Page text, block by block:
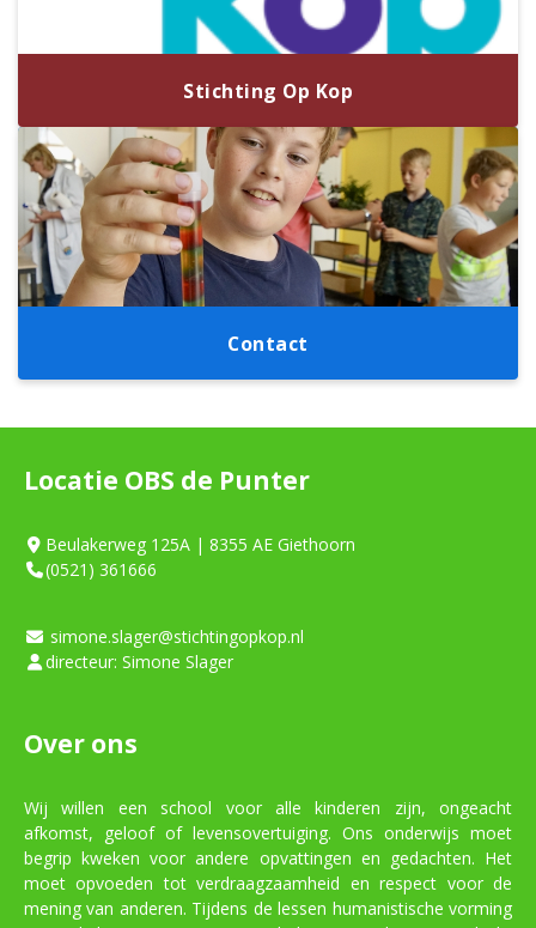
Stichting Op Kop
Contact
Locatie OBS de Punter
Beulakerweg 125A | 8355 AE Giethoorn
(0521) 361666
simone.slager@stichtingopkop.nl
directeur: Simone Slager
Over ons
Wij willen een school voor alle kinderen zijn, ongeacht
afkomst, geloof of levensovertuiging. Ons onderwijs moet
begrip kweken voor andere opvattingen en gedachten. Het
moet opvoeden tot verdraagzaamheid en respect voor de
mening van anderen. Tijdens de lessen humanistische vorming